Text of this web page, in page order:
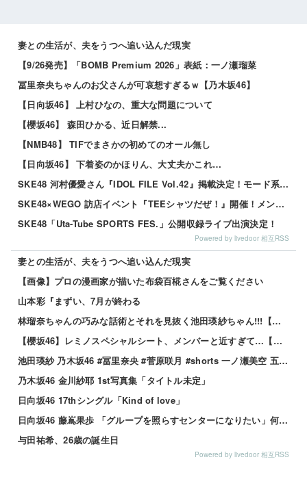
妻との生活が、夫をうつへ追い込んだ現実
【9/26発売】「BOMB Premium 2026」表紙：一ノ瀬瑠菜
冨里奈央ちゃんのお父さんが可哀想すぎるｗ【乃木坂46】
【日向坂46】 上村ひなの、重大な問題について
【櫻坂46】 森田ひかる、近日解禁...
【NMB48】 TIFでまさかの初めてのオール無し
【日向坂46】 下着姿のかほりん、大丈夫かこれ…
SKE48 河村優愛さん『IDOL FILE Vol.42』掲載決定！モード系ファッションで新たな魅力を披露
SKE48×WEGO 訪店イベント『TEEシャツだぜ！』開催！メンバーが大須店でコーディネート【SNSまとめ】
SKE48「Uta-Tube SPORTS FES.」公開収録ライブ出演決定！
Powered by livedoor 相互RSS
妻との生活が、夫をうつへ追い込んだ現実
【画像】プロの漫画家が描いた布袋百椛さんをご覧ください
山本彩『まずい、7月が終わる
林瑠奈ちゃんの巧みな話術とそれを見抜く池田瑛紗ちゃん!!!【乃木坂46】
【櫻坂46】レミノスペシャルシート、メンバーと近すぎて…【全国ツアー2026】
池田瑛紗 乃木坂46 #冨里奈央 #菅原咲月 #shorts 一ノ瀬美空 五百城茉央 瀬戸口心月 奥の反応まとめ
乃木坂46 金川紗耶 1st写真集「タイトル未定」
日向坂46 17thシングル「Kind of love」
日向坂46 藤嶌果歩 「グループを照らすセンターになりたい」何倍もキラキラしたかほりんが降臨【坂道の火曜日】
与田祐希、26歳の誕生日
Powered by livedoor 相互RSS